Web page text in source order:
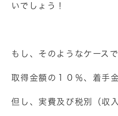
いでしょう！
もし、そのようなケース
取得金額の１０％、着手
但し、実費及び税別（収